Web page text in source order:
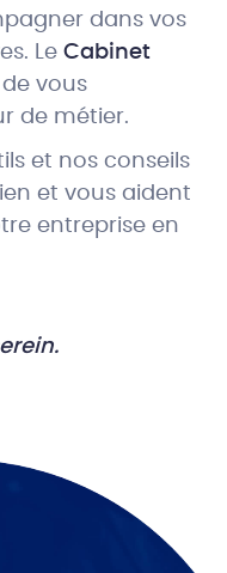
dans vos
Le Cabinet
vous
de métier.
et nos conseils
et vous aident
entreprise en